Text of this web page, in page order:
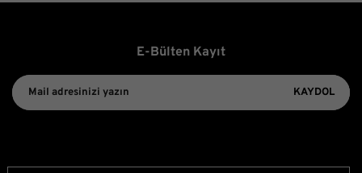
E-Bülten Kayıt
KAYDOL